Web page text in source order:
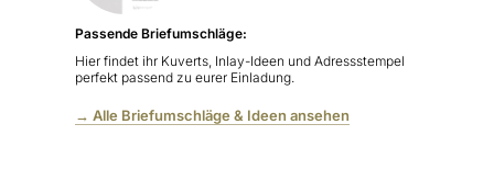
Passende Briefumschläge:
Hier findet ihr Kuverts, Inlay-Ideen und Adressstempel
perfekt passend zu eurer Einladung.
→ Alle Briefumschläge & Ideen ansehen